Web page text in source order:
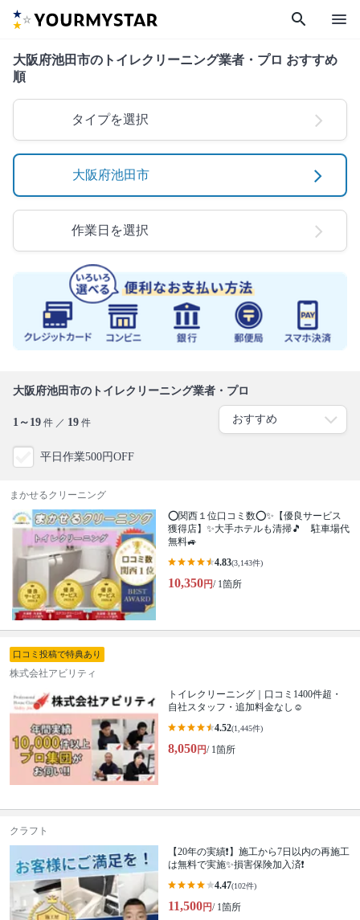
search menu
大阪府池田市のトイレクリーニング業者・プロ おすすめ
順
タイプを選択
大阪府池田市
作業日を選択
大阪府池田市のトイレクリーニング業者・プロ
1～19 件 ／ 19 件
平日作業500円OFF
まかせるクリーニング
⭕関西１位口コミ数⭕✨【優良サービス
獲得店】✨大手ホテルも清掃🎵 駐車場代
無料🚙
4.83(3,143件)
10,350円/ 1箇所
口コミ投稿で特典あり
株式会社アビリティ
トイレクリーニング｜口コミ1400件超・
自社スタッフ・追加料金なし☺️
4.52(1,445件)
8,050円/ 1箇所
クラフト
【20年の実績❗️】施工から7日以内の再施工
は無料で実施✨損害保険加入済❗️
4.47(102件)
11,500円/ 1箇所